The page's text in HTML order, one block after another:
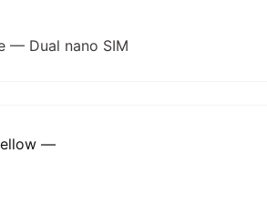
— Dual nano SIM